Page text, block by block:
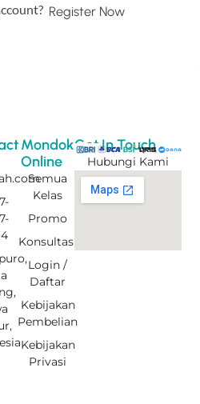
Register Now
Mondok
Online
Semua
Kelas
Promo
Konsultasi
Login /
Daftar
Kebijakan
Pembelian
Kebijakan
Privasi
Get In Touch
Hubungi Kami